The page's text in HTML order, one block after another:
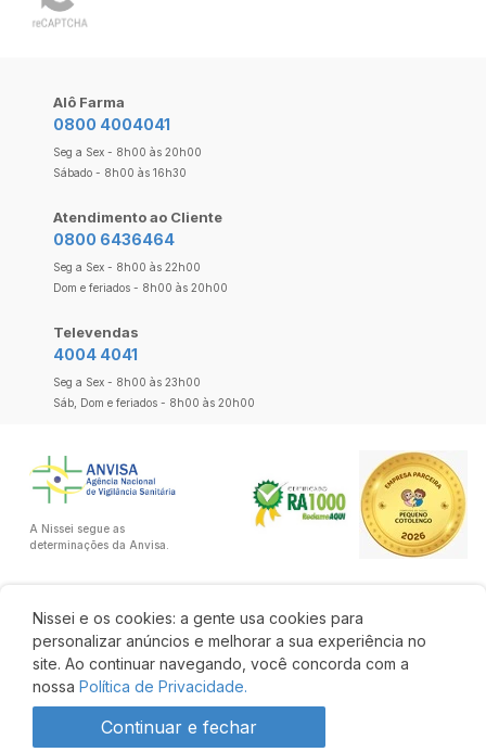
Nissei e os cookies: a gente usa cookies para
personalizar anúncios e melhorar a sua experiência no
site. Ao continuar navegando, você concorda com a
nossa Política de Privacidade.
Continuar e fechar
Alô Farma
0800 4004041
Seg a Sex - 8h00 às 20h00
Sábado - 8h00 às 16h30
Atendimento ao Cliente
0800 6436464
Seg a Sex - 8h00 às 22h00
Dom e feriados - 8h00 às 20h00
Televendas
4004 4041
Seg a Sex - 8h00 às 23h00
Sáb, Dom e feriados - 8h00 às 20h00
A Nissei segue as
determinações da Anvisa.